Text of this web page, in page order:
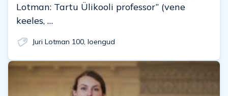
Lotman: Tartu Ülikooli professor” (vene
keeles, …
Juri Lotman 100, loengud